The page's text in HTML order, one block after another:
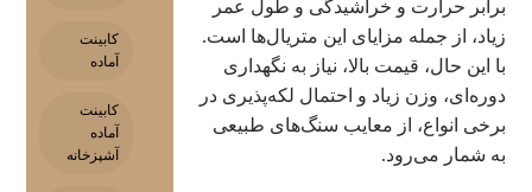
برابر حرارت و خراشیدگی و طول عمر
زیاد، از جمله مزایای این متریال‌ها است.
با این حال، قیمت بالا، نیاز به نگهداری
دوره‌ای، وزن زیاد و احتمال لکه‌پذیری در
برخی انواع، از معایب سنگ‌های طبیعی
به شمار می‌رود.
کابینت
آماده
کابینت
آماده
آشپزخانه